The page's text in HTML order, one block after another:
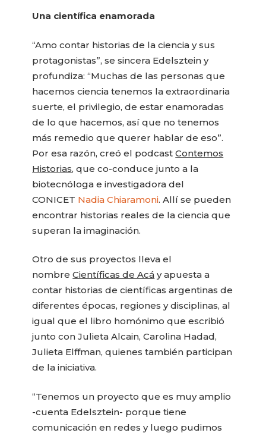
Una científica enamorada
“Amo contar historias de la ciencia y sus
protagonistas”, se sincera Edelsztein y
profundiza: “Muchas de las personas que
hacemos ciencia tenemos la extraordinaria
suerte, el privilegio, de estar enamoradas
de lo que hacemos, así que no tenemos
más remedio que querer hablar de eso”.
Por esa razón, creó el podcastContemos
Historias, que co-conduce junto a la
biotecnóloga e investigadora del
CONICET Nadia Chiaramoni. Allí se pueden
encontrar historias reales de la ciencia que
superan la imaginación.
Otro de sus proyectos lleva el
nombreCientíficas de Acá y apuesta a
contar historias de científicas argentinas de
diferentes épocas, regiones y disciplinas, al
igual que el libro homónimo que escribió
junto con Julieta Alcain, Carolina Hadad,
Julieta Elffman, quienes también participan
de la iniciativa.
“Tenemos un proyecto que es muy amplio
-cuenta Edelsztein- porque tiene
comunicación en redes y luego pudimos